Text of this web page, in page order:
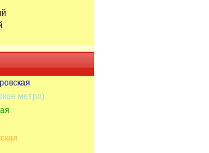
метро)